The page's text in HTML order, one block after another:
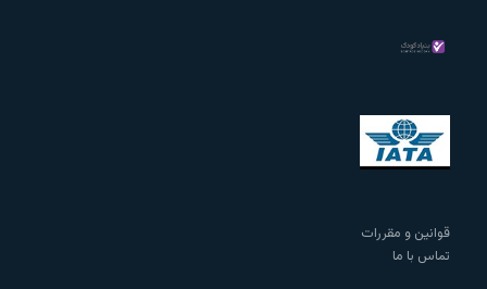
قوانین و مقررات
تماس با ما